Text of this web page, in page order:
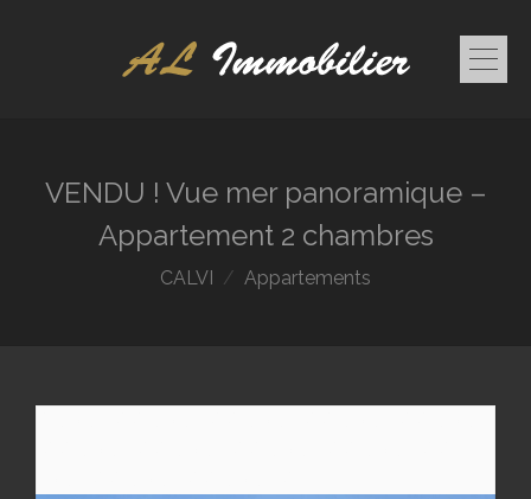
VENDU ! Vue mer panoramique –
Appartement 2 chambres
CALVI Appartements